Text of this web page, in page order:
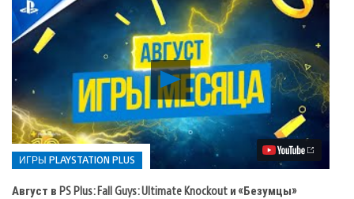
Воспроизвести
видео
Август
в
PS
Plus:
Fall
Guys:
Ultimate
ИГРЫ PLAYSTATION PLUS
Август в PS Plus: Fall Guys: Ultimate Knockout и «Безумцы»